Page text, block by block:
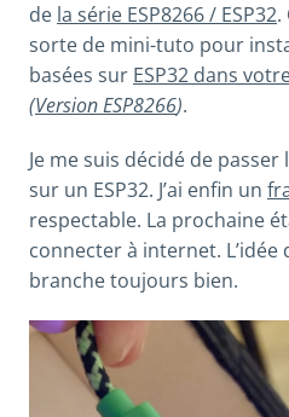
de la série ESP8266 / ESP32.
sorte de mini-tuto pour
basées sur ESP32 dans
(Version ESP8266).
Je me suis décidé de
sur un ESP32. J’ai enfin un
respectable. La prochaine
connecter à internet. L’idée
branche toujours bien.